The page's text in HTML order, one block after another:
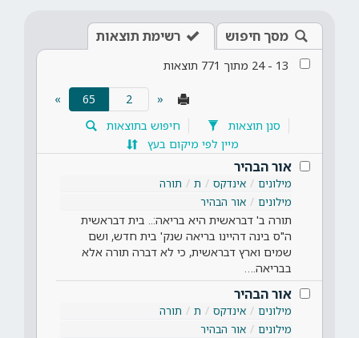
מסך חיפוש רשימת תוצאות
13
-
24 מתוך 771 תוצאות
«
65
(current)
»
סנן תוצאות
חיפוש בתוצאות
מיין לפי מיקום בעץ
אור הבהיר
מילונים אינדקס ת
תורה
מילונים
אור הבהיר
תורה ב' דבראשית היא בריאה:.. בית דבראשית
ה"ס בינה דהיינו בריאה שנק' בית חדש, ושם
שמים וארץ דבראשית, כי לא דברה תורה אלא
בבריאה.…
אור הבהיר
מילונים אינדקס ת
תורה
מילונים
אור הבהיר